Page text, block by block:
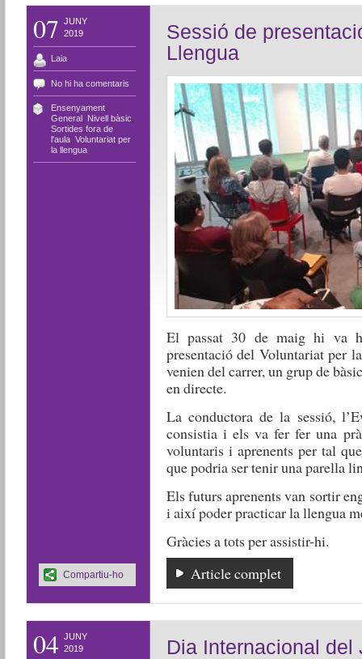
07 JUNY
2019
Laia
No hi ha comentaris
Ensenyament,
General, Nivell bàsic
Sortides fora de
l'aula, Voluntariat per
la llengua
Sessió de
Llengua
El passat 30 de maig hi va
presentació del Voluntariat per
venien del carrer, un grup de
en directe.
La conductora de la sessió,
consistia i els va fer fer una
voluntaris i aprenents per tal
que podria ser tenir una parella
Els futurs aprenents van sortir
i així poder practicar la llengua
Gràcies a tots per assistir-hi.
Article complet
Compartiu-ho
04 JUNY
2019
Dia Internacional del